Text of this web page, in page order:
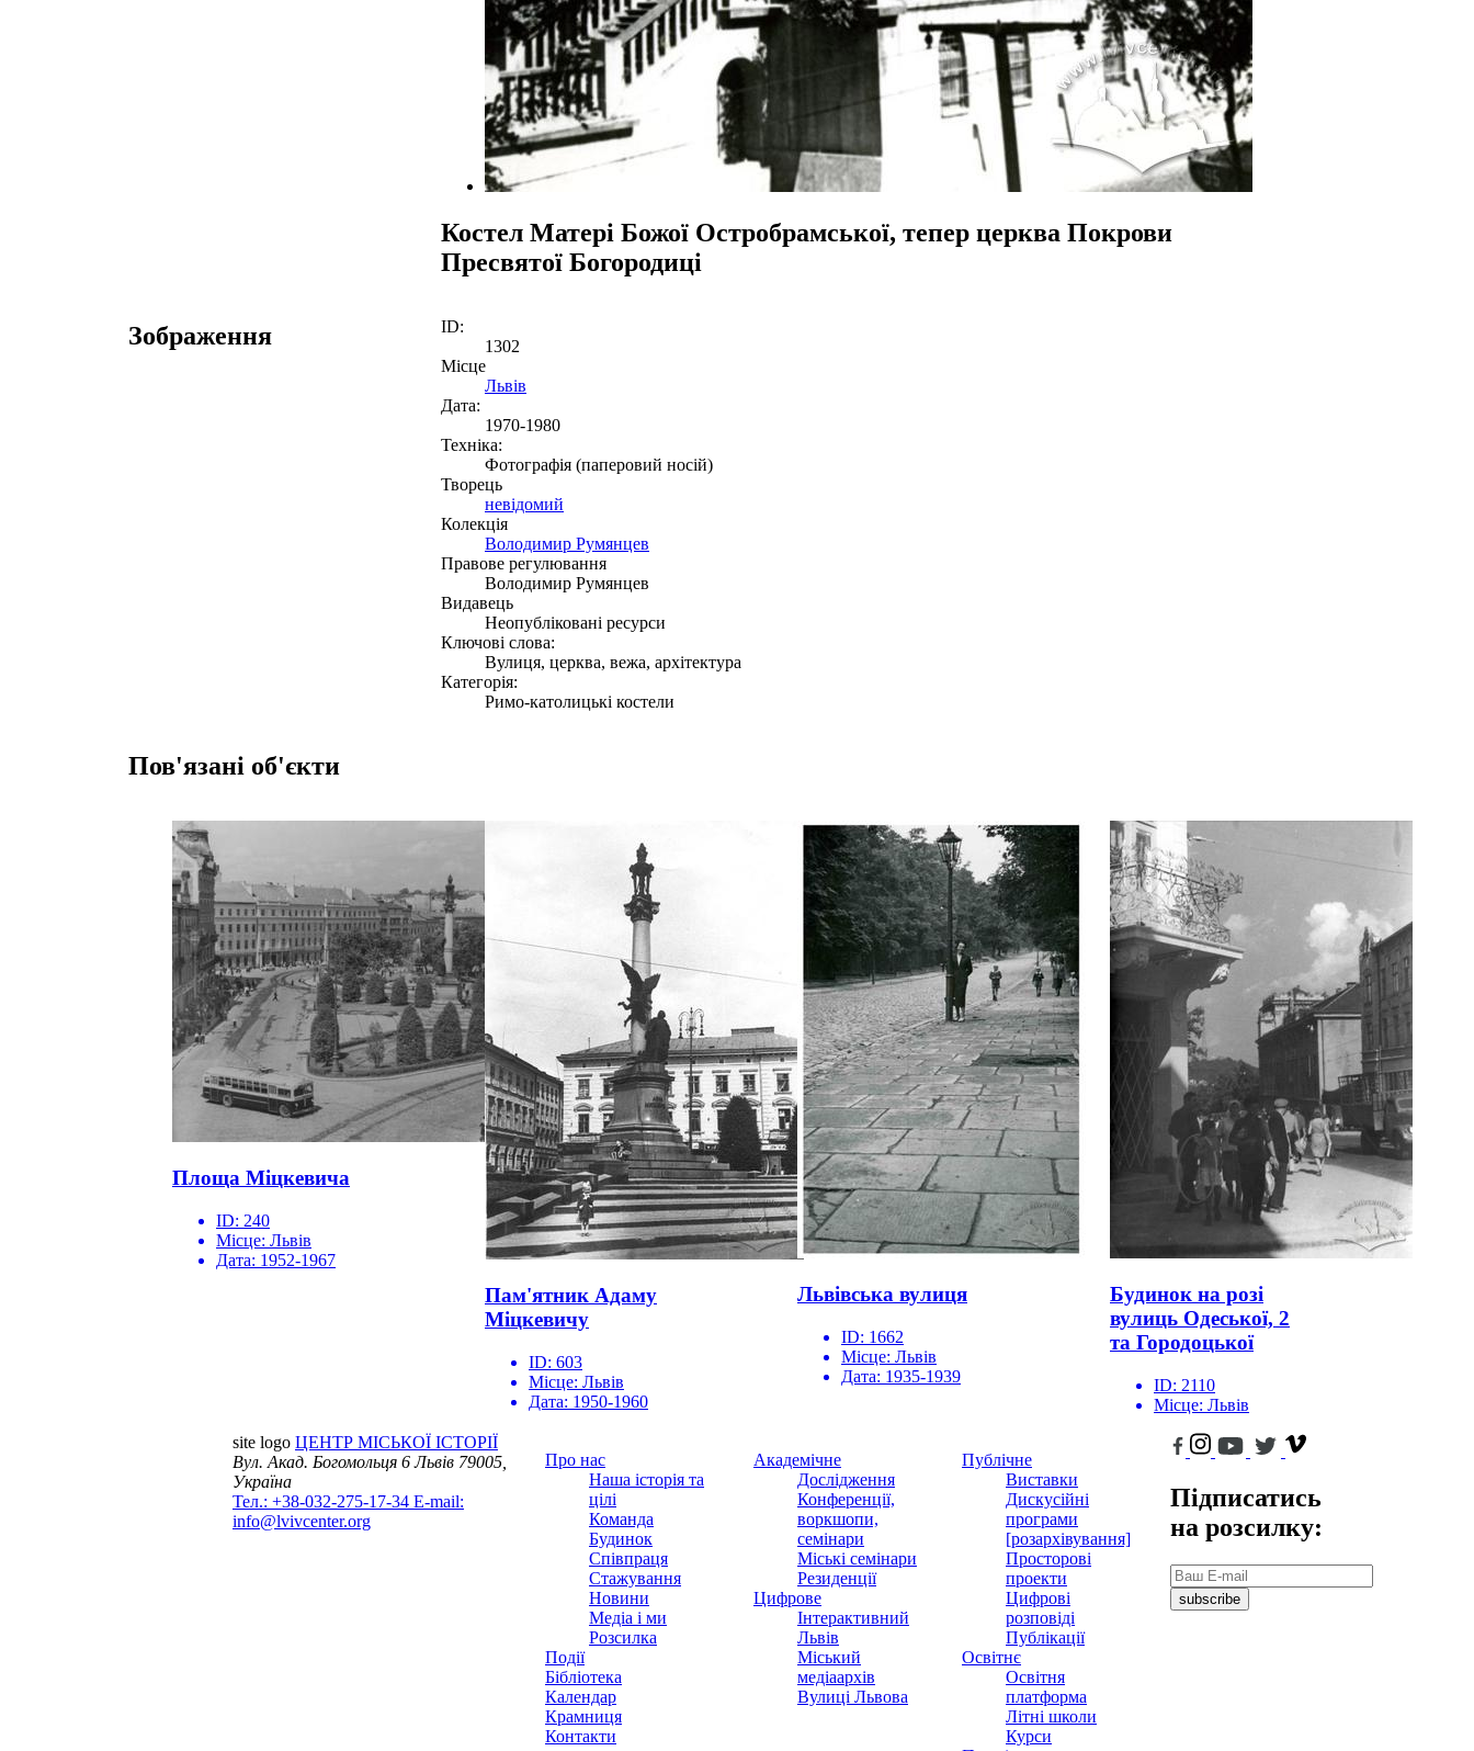
Костел Матері Божої Остробрамської, тепер церква Покрови
Пресвятої Богородиці
Зображення
ID:
1302
Місце
Львів
Дата:
1970-1980
Техніка:
Фотографія (паперовий носій)
Творець
невідомий
Колекція
Володимир Румянцев
Правове регулювання
Володимир Румянцев
Видавець
Неопубліковані ресурси
Ключові слова:
Вулиця, церква, вежа, архітектура
Категорія:
Римо-католицькі костели
Пов'язані об'єкти
Площа Міцкевича
ID: 240
Місце: Львів
Дата: 1952-1967
Пам'ятник Адаму
Міцкевичу
ID: 603
Місце: Львів
Дата: 1950-1960
Львівська вулиця
ID: 1662
Місце: Львів
Дата: 1935-1939
Будинок на розі
вулиць Одеської, 2
та Городоцької
ID: 2110
Місце: Львів
site logo ЦЕНТР МІСЬКОЇ ІСТОРІЇ
Вул. Акад. Богомольця 6Львів 79005,
Україна
Тел.: +38-032-275-17-34 E-mail:
info@lvivcenter.org
Про нас
Наша історія та
цілі
Команда
Будинок
Співпраця
Стажування
Новини
Медіа і ми
Розсилка
Події
Бібліотека
Календар
Крамниця
Контакти
Академічне
Дослідження
Конференції,
воркшопи,
семінари
Міські семінари
Резиденції
Цифрове
Інтерактивний
Львів
Міський
медіаархів
Вулиці Львова
Публічне
Виставки
Дискусійні
програми
[розархівування]
Просторові
проекти
Цифрові
розповіді
Публікації
Освітнє
Освітня
платформа
Літні школи
Курси
Підписатись
на розсилку:
subscribe